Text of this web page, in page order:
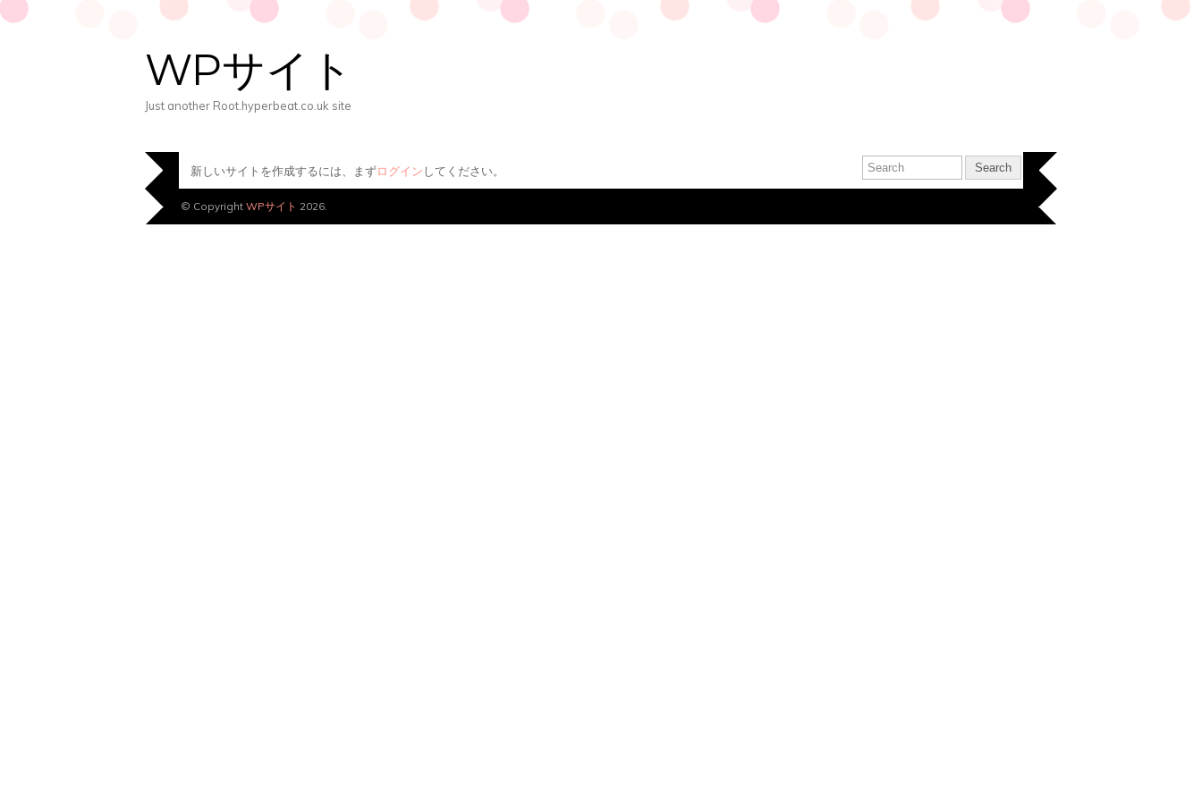
WPサイト
Just another Root.hyperbeat.co.uk site
新しいサイトを作成するには、まずログインしてください。
© Copyright WPサイト 2026.